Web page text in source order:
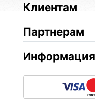
Клиентам
Партнерам
Информация